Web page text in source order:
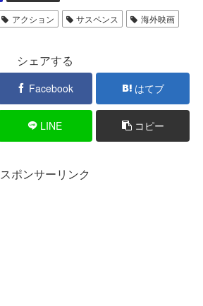
アクション サスペンス 海外映画
シェアする
Facebook はてブ
LINE コピー
スポンサーリンク